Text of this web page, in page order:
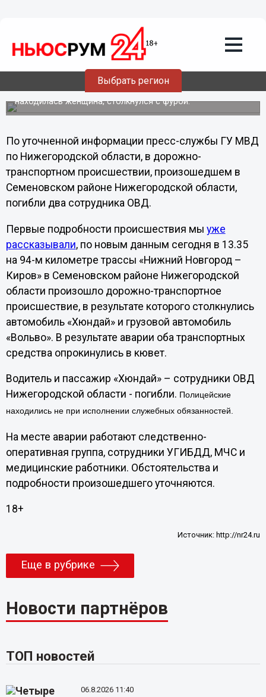
Выбрать регион
Стало известно, что погибшие сегодня
в ДТП на трассе Нижний Новгород-
Киров были сотрудниками полиции
Newsroom24 ранее сообщало подробности трагедии в
которой легковой автомобиль, за рулем которого
находилась женщина, столкнулся с фурой.
По уточненной информации пресс-службы ГУ МВД
по Нижегородской области, в дорожно-
транспортном происшествии, произошедшем в
Семеновском районе Нижегородской области,
погибли два сотрудника ОВД.
Первые подробности происшествия мы уже
рассказывали, по новым данным сегодня в 13.35
на 94-м километре трассы «Нижний Новгород –
Киров» в Семеновском районе Нижегородской
области произошло дорожно-транспортное
происшествие, в результате которого столкнулись
автомобиль «Хюндай» и грузовой автомобиль
«Вольво». В результате аварии оба транспортных
средства опрокинулись в кювет.
Водитель и пассажир «Хюндай» – сотрудники ОВД
Нижегородской области - погибли. Полицейские
находились не при исполнении служебных обязанностей.
На месте аварии работают следственно-
оперативная группа, сотрудники УГИБДД, МЧС и
медицинские работники. Обстоятельства и
подробности произошедшего уточняются.
18+
Источник: http://nr24.ru
Еще в рубрике
Новости партнёров
ТОП новостей
06.8.2026 11:40